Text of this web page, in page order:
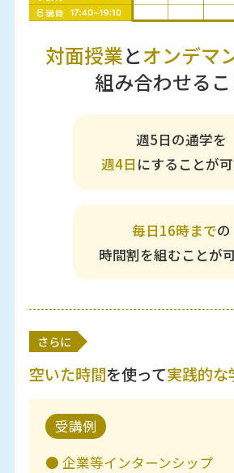
対面授業とオンデマ
組み合わせる
週5日の通学を
週4日 にすることが可
毎日16時までの
時間割を組むことが
さらに
空いた時間を使って実践的な
受講例
● 企業等インターンシップ